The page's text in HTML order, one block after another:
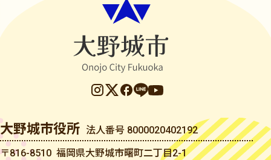
大野城市役所 法人番号 8000020402192
〒816-8510 福岡県大野城市曙町二丁目2-1